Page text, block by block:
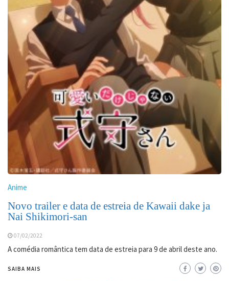
Anime
Novo trailer e data de estreia de Kawaii dake ja
Nai Shikimori-san
07/02/2022
A comédia romântica tem data de estreia para 9 de abril deste ano.
SAIBA MAIS